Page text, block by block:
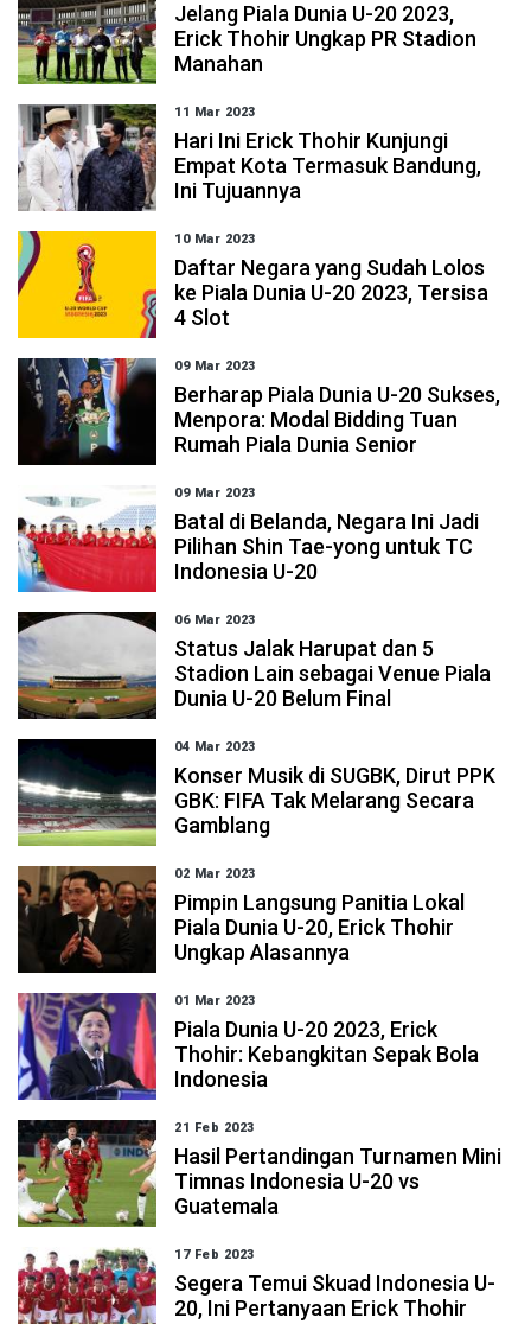
Jelang Piala Dunia U-20 2023,
Erick Thohir Ungkap PR Stadion
Manahan
11 Mar 2023
Hari Ini Erick Thohir Kunjungi
Empat Kota Termasuk Bandung,
Ini Tujuannya
10 Mar 2023
Daftar Negara yang Sudah Lolos
ke Piala Dunia U-20 2023, Tersisa
4 Slot
09 Mar 2023
Berharap Piala Dunia U-20 Sukses,
Menpora: Modal Bidding Tuan
Rumah Piala Dunia Senior
09 Mar 2023
Batal di Belanda, Negara Ini Jadi
Pilihan Shin Tae-yong untuk TC
Indonesia U-20
06 Mar 2023
Status Jalak Harupat dan 5
Stadion Lain sebagai Venue Piala
Dunia U-20 Belum Final
04 Mar 2023
Konser Musik di SUGBK, Dirut PPK
GBK: FIFA Tak Melarang Secara
Gamblang
02 Mar 2023
Pimpin Langsung Panitia Lokal
Piala Dunia U-20, Erick Thohir
Ungkap Alasannya
01 Mar 2023
Piala Dunia U-20 2023, Erick
Thohir: Kebangkitan Sepak Bola
Indonesia
21 Feb 2023
Hasil Pertandingan Turnamen Mini
Timnas Indonesia U-20 vs
Guatemala
17 Feb 2023
Segera Temui Skuad Indonesia U-
20, Ini Pertanyaan Erick Thohir